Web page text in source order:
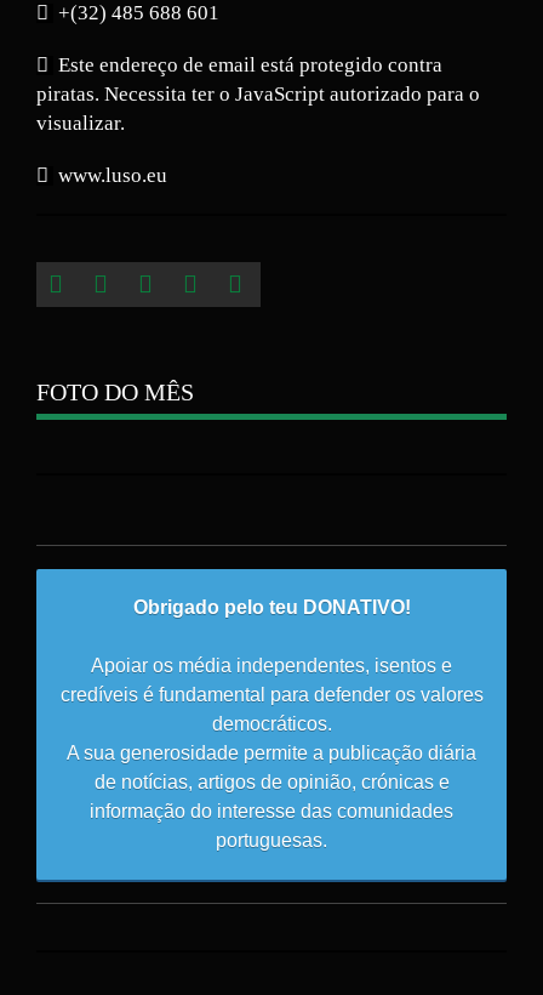
+(32) 485 688 601
Este endereço de email está protegido contra
piratas. Necessita ter o JavaScript autorizado para o
visualizar.
www.luso.eu
FOTO DO MÊS
Obrigado pelo teu DONATIVO!
Apoiar os média independentes, isentos e
credíveis é fundamental para defender os valores
democráticos.
A sua generosidade permite a publicação diária
de notícias, artigos de opinião, crónicas e
informação do interesse das comunidades
portuguesas.